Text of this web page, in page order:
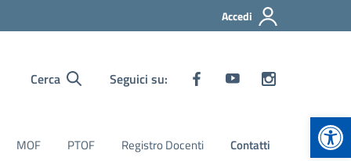
Accedi
Cerca Seguici su:
MOF PTOF Registro Docenti Contatti